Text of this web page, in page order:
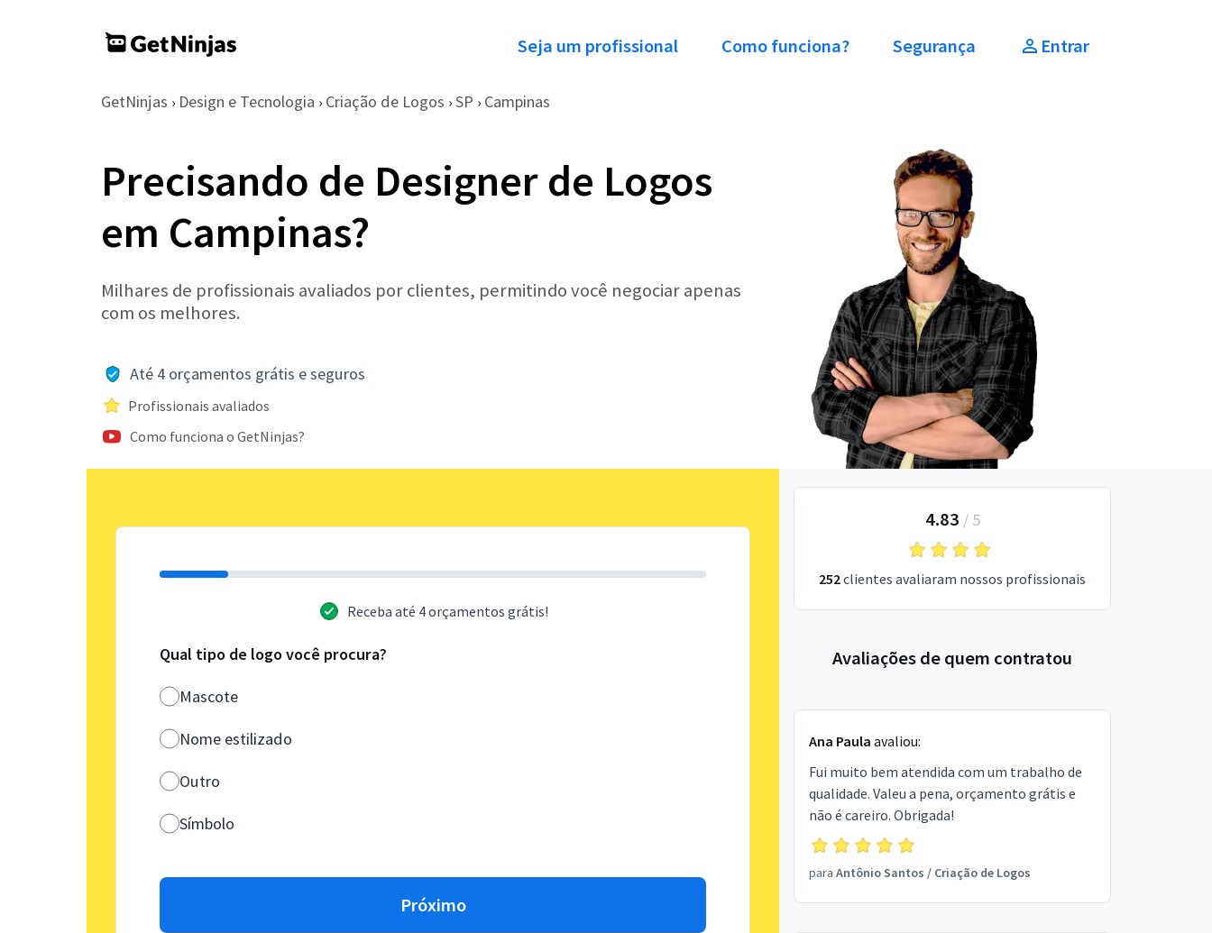
Seja um profissional Como funciona? Segurança Entrar
GetNinjas › Design e Tecnologia › Criação de Logos › SP › Campinas
Precisando de Designer de Logos
em Campinas?
Milhares de profissionais avaliados por clientes, permitindo você negociar apenas
com os melhores.
Até 4 orçamentos grátis e seguros
Profissionais avaliados
Como funciona o GetNinjas?
Receba até 4 orçamentos grátis!
Qual tipo de logo você procura?
Mascote
Nome estilizado
Outro
Símbolo
Próximo
4.83 / 5
252clientes avaliaram nossos profissionais
Avaliações de quem contratou
Ana Paula avaliou:
Fui muito bem atendida com um trabalho de
qualidade. Valeu a pena, orçamento grátis e
não é careiro. Obrigada!
para Antônio Santos / Criação de Logos